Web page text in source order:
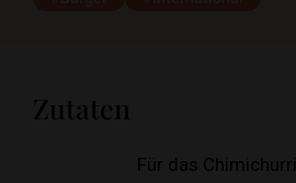
Zutaten
Für das Chimichurri